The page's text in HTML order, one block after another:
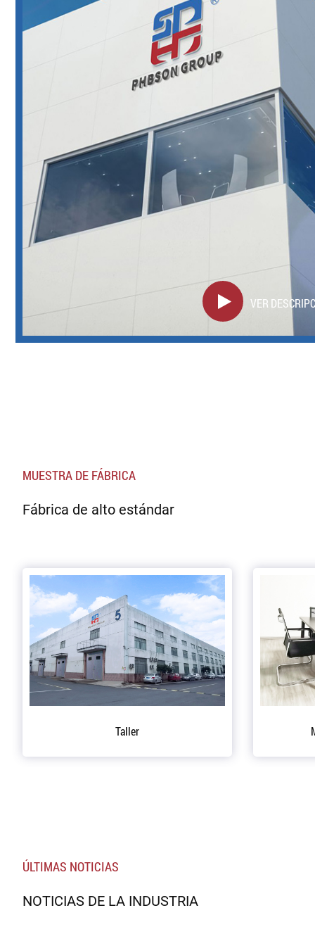
VER
MUESTRA DE FÁBRICA
Fábrica de alto estándar
Oficina del Presidente
ÚLTIMAS NOTICIAS
NOTICIAS DE LA INDUSTRIA